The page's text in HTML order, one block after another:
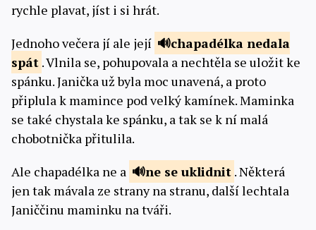
rychle plavat, jíst i si hrát.
Jednoho večera jí ale její
chapadélka nedala
spát . Vlnila se, pohupovala a nechtěla se uložit ke
spánku. Janička už byla moc unavená, a proto
připlula k mamince pod velký kamínek. Maminka
se také chystala ke spánku, a tak se k ní malá
chobotnička přitulila.
Ale chapadélka ne a
ne se uklidnit . Některá
jen tak mávala ze strany na stranu, další lechtala
Janiččinu maminku na tváři.